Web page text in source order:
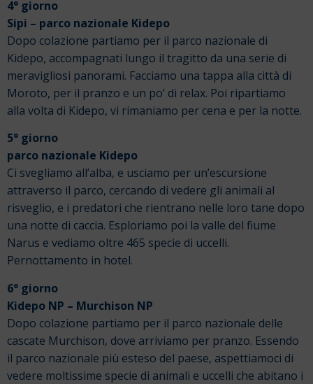
4° giorno
Sipi – parco nazionale Kidepo
Dopo colazione partiamo per il parco nazionale di
Kidepo, accompagnati lungo il tragitto da una serie di
meravigliosi panorami. Facciamo una tappa alla città di
Moroto, per il pranzo e un po’ di relax. Poi ripartiamo
alla volta di Kidepo, vi rimaniamo per cena e per la notte.
5° giorno
parco nazionale Kidepo
Ci svegliamo all’alba, e usciamo per un’escursione
attraverso il parco, cercando di vedere gli animali al
risveglio, e i predatori che rientrano nelle loro tane dopo
una notte di caccia. Esploriamo poi la valle del fiume
Narus e vediamo oltre 465 specie di uccelli.
Pernottamento in hotel.
6° giorno
Kidepo NP – Murchison NP
Dopo colazione partiamo per il parco nazionale delle
cascate Murchison, dove arriviamo per pranzo. Essendo
il parco nazionale più esteso del paese, aspettiamoci di
vedere moltissime specie di animali e uccelli che abitano i